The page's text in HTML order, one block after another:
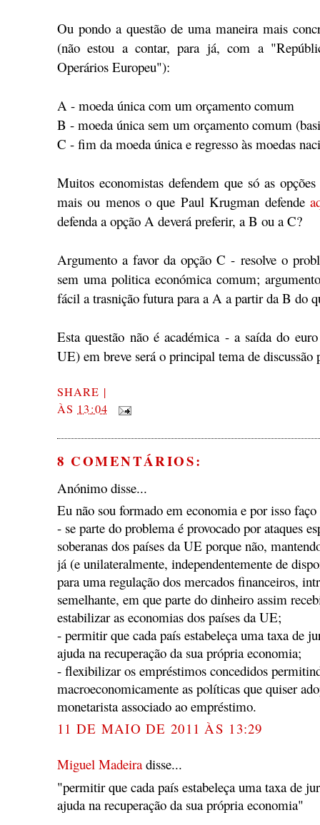
Ou pondo a questão de uma maneira mais
(não estou a contar, para já, com a
Operários Europeu"):
A - moeda única com um orçamento comum
B - moeda única sem um orçamento comum
C - fim da moeda única e regresso às moedas
Muitos economistas defendem que só as
mais ou menos o que Paul Krugman defende
defenda a opção A deverá preferir, a B ou a C?
Argumento a favor da opção C - resolve o
sem uma politica económica comum;
fácil a trasnição futura para a A a partir da B do
Esta questão não é académica - a saída do
UE) em breve será o principal tema de discussão
SHARE |
ÀS 13:04
8 COMENTÁRIOS:
Anónimo disse...
Eu não sou formado em economia e por isso
- se parte do problema é provocado por ataques
soberanas dos países da UE porque não,
já (e unilateralmente, independentemente de
para uma regulação dos mercados financeiros,
semelhante, em que parte do dinheiro assim
estabilizar as economias dos países da UE;
- permitir que cada país estabeleça uma taxa de
ajuda na recuperação da sua própria economia;
- flexibilizar os empréstimos concedidos
macroeconomicamente as políticas que quiser
monetarista associado ao empréstimo.
11 DE MAIO DE 2011 ÀS 13:29
Miguel Madeiradisse...
"permitir que cada país estabeleça uma taxa de
ajuda na recuperação da sua própria economia"